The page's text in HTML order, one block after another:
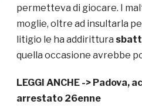
permetteva di giocare. I
moglie, oltre ad insultarla
litigio le ha addirittura
quella occasione avrebbe
LEGGI ANCHE -> Padova,
arrestato 26enne